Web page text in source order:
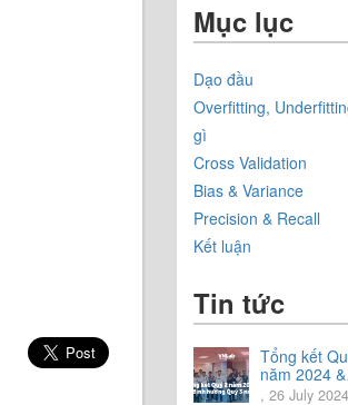
Mục lục
Dạo đầu
Overfitting,
gì
Cross Validation
Bias & Variance
Precision & Recall
Kết luận
Tin tức
Tổng kết
năm 2024 &
Chia sẻ định
, 26 July 2024